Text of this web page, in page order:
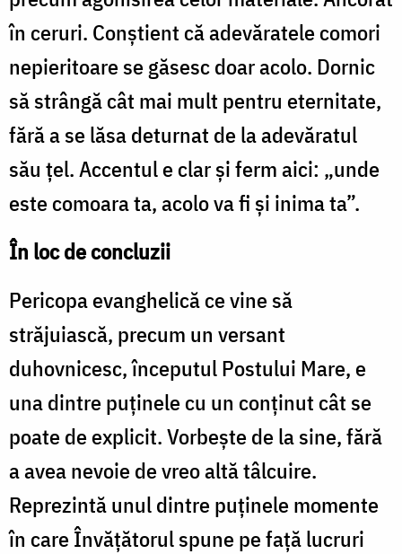
în ceruri. Conștient că adevăratele comori
nepieritoare se găsesc doar acolo. Dornic
să strângă cât mai mult pentru eternitate,
fără a se lăsa deturnat de la adevăratul
său țel. Accentul e clar și ferm aici: „unde
este comoara ta, acolo va fi şi inima ta”.
În loc de concluzii
Pericopa evanghelică ce vine să
străjuiască, precum un versant
duhovnicesc, începutul Postului Mare, e
una dintre puținele cu un conținut cât se
poate de explicit. Vorbește de la sine, fără
a avea nevoie de vreo altă tâlcuire.
Reprezintă unul dintre puținele momente
în care Învățătorul spune pe față lucruri